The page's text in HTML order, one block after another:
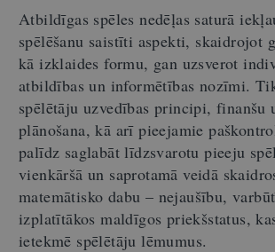
Atbildīgas spēles nedēļas saturā
spēlēšanu saistīti aspekti, skaidrojot
kā izklaides formu, gan uzsverot
atbildības un informētības nozīmi.
spēlētāju uzvedības principi, finanšu
plānošana, kā arī pieejamie
palīdz saglabāt līdzsvarotu pieeju
vienkāršā un saprotamā veidā
matemātisko dabu – nejaušību,
izplatītākos maldīgos priekšstatus,
ietekmē spēlētāju lēmumus.